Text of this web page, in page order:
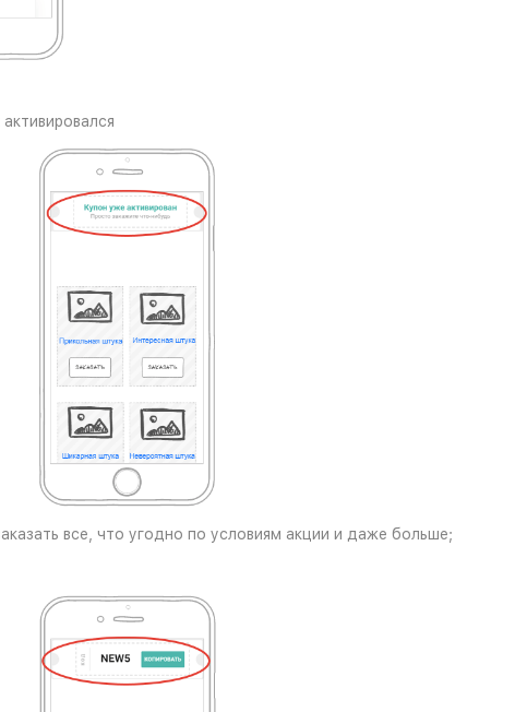
все, что угодно по условиям акции и даже больше;